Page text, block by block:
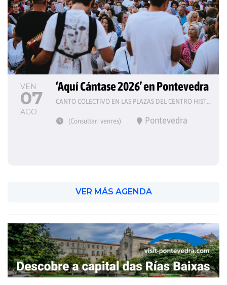
VEN
07
AGO
‘Aquí Cántase 2026’ en Pontevedra
CANTO COLECTIVO EN LAS PLAZAS DEL CENTRO HISTÓRICO
(Consultar: venres) Pontevedra
VER MÁS AGENDA